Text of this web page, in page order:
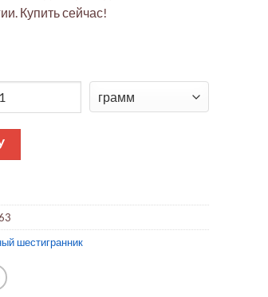
Купить сейчас!
шестигранник